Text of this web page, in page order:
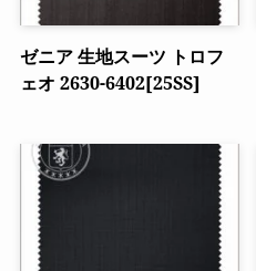
ゼニア 生地スーツ トロフ
ェオ 2630-6402[25SS]